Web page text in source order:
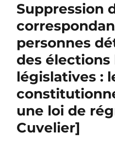
Suppression
personnes
des élections
législatives :
une loi de
Cuvelier]